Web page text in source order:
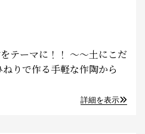
テーマに！！ ～～土にこだ
りで作る手軽な作陶から
詳細を表示